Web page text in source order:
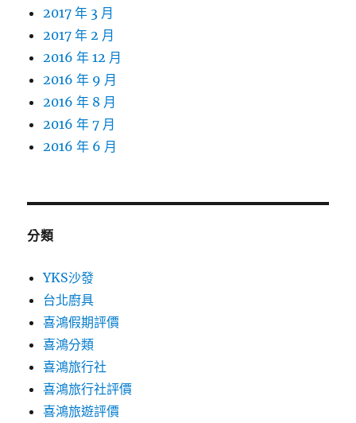
2017 年 3 月
2017 年 2 月
2016 年 12 月
2016 年 9 月
2016 年 8 月
2016 年 7 月
2016 年 6 月
分類
YKS沙發
台北廚具
喜鴻假期評價
喜鴻分類
喜鴻旅行社
喜鴻旅行社評價
喜鴻旅遊評價